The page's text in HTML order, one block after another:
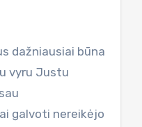
vyru Justu
galvoti nereikėjo